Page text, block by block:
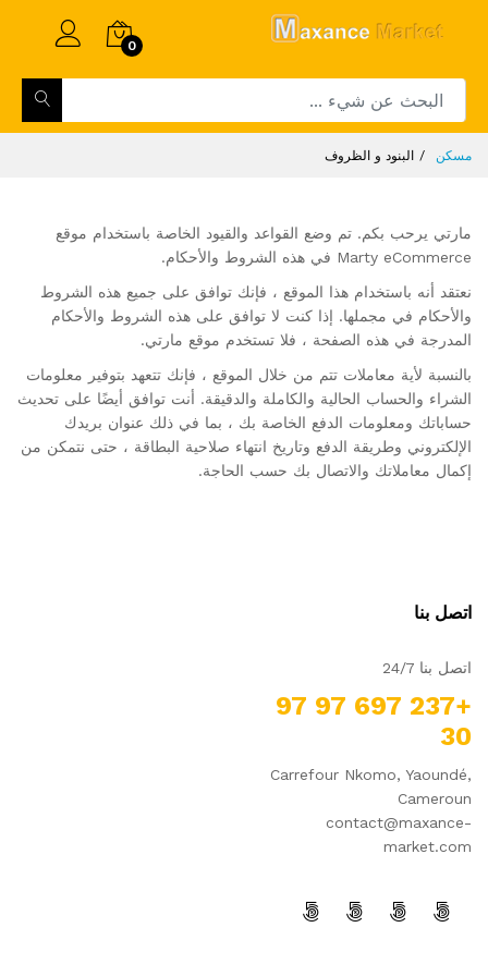
0
مسكن البنود و الظروف
مارتي يرحب بكم. تم وضع القواعد والقيود الخاصة باستخدام موقع
Marty eCommerce في هذه الشروط والأحكام.
نعتقد أنه باستخدام هذا الموقع ، فإنك توافق على جميع هذه الشروط
والأحكام في مجملها. إذا كنت لا توافق على هذه الشروط والأحكام
المدرجة في هذه الصفحة ، فلا تستخدم موقع مارتي.
بالنسبة لأية معاملات تتم من خلال الموقع ، فإنك تتعهد بتوفير معلومات
الشراء والحساب الحالية والكاملة والدقيقة. أنت توافق أيضًا على تحديث
حساباتك ومعلومات الدفع الخاصة بك ، بما في ذلك عنوان بريدك
الإلكتروني وطريقة الدفع وتاريخ انتهاء صلاحية البطاقة ، حتى نتمكن من
إكمال معاملاتك والاتصال بك حسب الحاجة.
اتصل بنا
اتصل بنا 24/7
+237 697 97 97
30
Carrefour Nkomo, Yaoundé,
Cameroun
contact@maxance-
market.com